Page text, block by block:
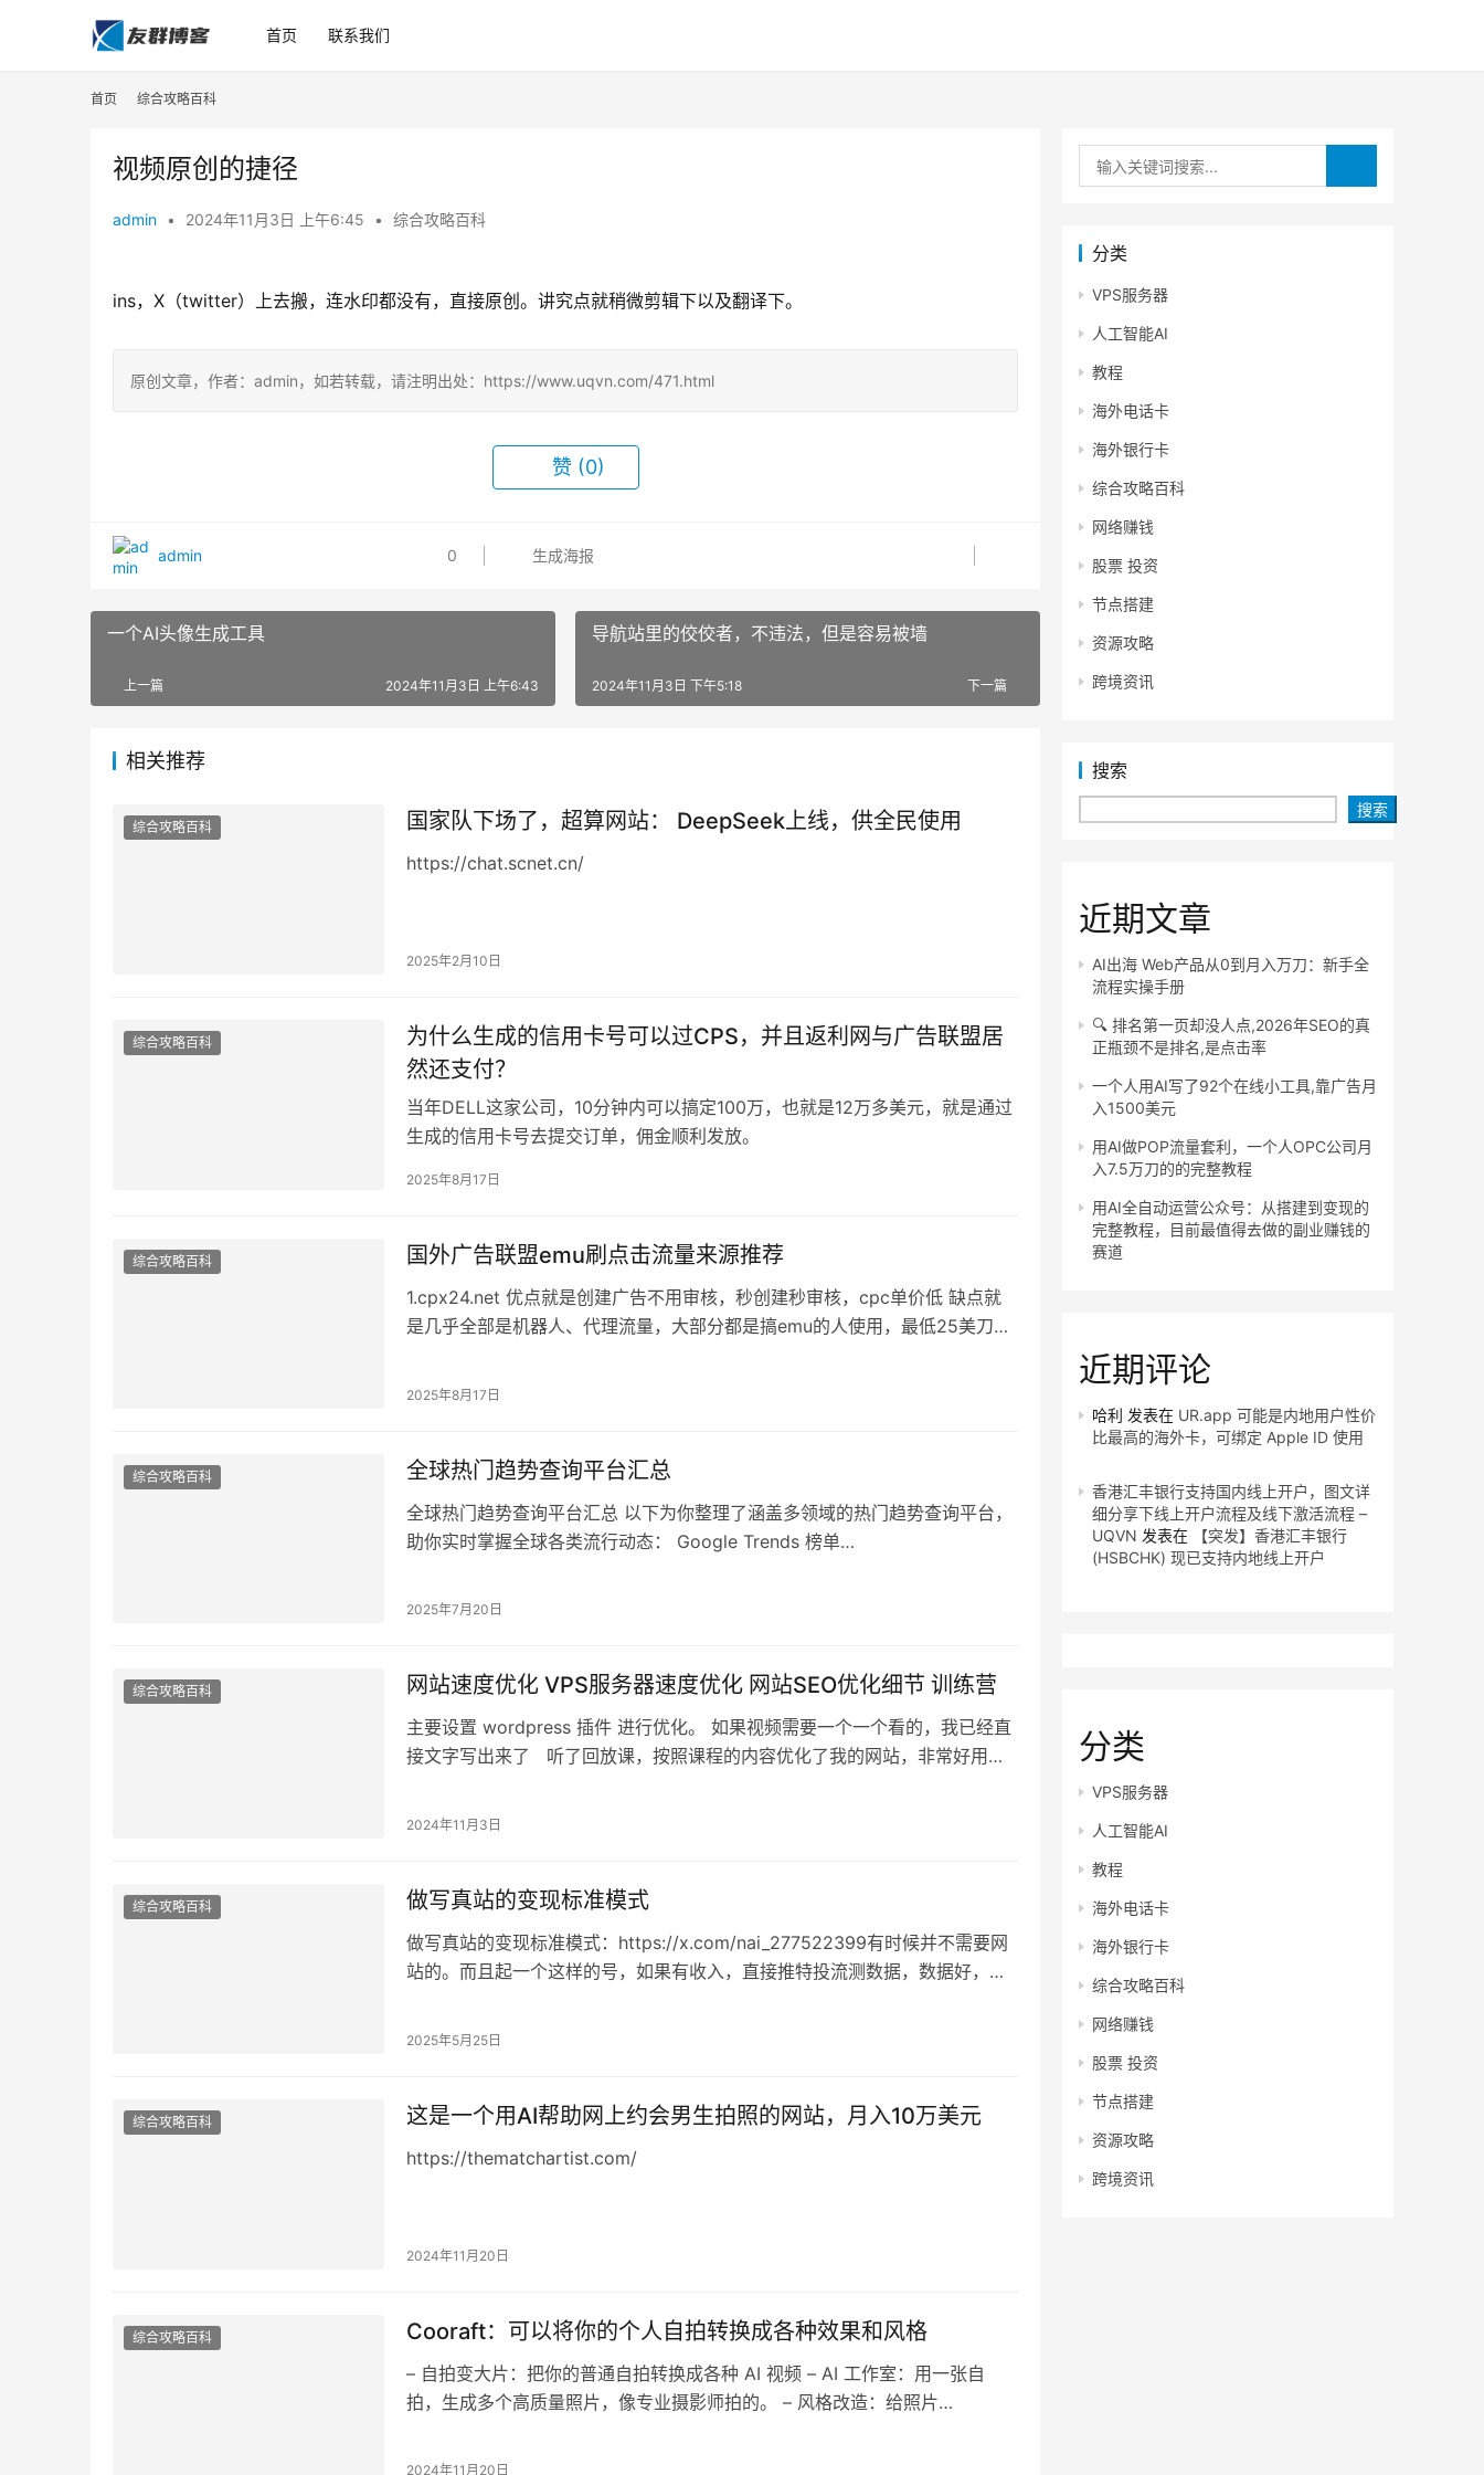
首页 联系我们
首页 综合攻略百科
视频原创的捷径
admin • 2024年11月3日 上午6:45 • 综合攻略百科
ins，X（twitter）上去搬，连水印都没有，直接原创。讲究点就稍微剪辑下以及翻译下。
原创文章，作者：admin，如若转载，请注明出处：https://www.uqvn.com/471.html
赞 (0)
admin 0 生成海报
一个AI头像生成工具
上一篇 2024年11月3日 上午6:43
导航站里的佼佼者，不违法，但是容易被墙
下一篇
2024年11月3日 下午5:18
相关推荐
综合攻略百科 国家队下场了，超算网站： DeepSeek上线，供全民使用
https://chat.scnet.cn/
2025年2月10日
综合攻略百科
为什么生成的信用卡号可以过CPS，并且返利网与广告联盟居
然还支付？
当年DELL这家公司，10分钟内可以搞定100万，也就是12万多美元，就是通过
生成的信用卡号去提交订单，佣金顺利发放。
2025年8月17日
综合攻略百科 国外广告联盟emu刷点击流量来源推荐
1.cpx24.net 优点就是创建广告不用审核，秒创建秒审核，cpc单价低 缺点就
是几乎全部是机器人、代理流量，大部分都是搞emu的人使用，最低25美刀起
2025年8月17日
综合攻略百科 全球热门趋势查询平台汇总
全球热门趋势查询平台汇总 以下为你整理了涵盖多领域的热门趋势查询平台，
助你实时掌握全球各类流行动态： Google Trends 榜单
2025年7月20日
综合攻略百科 网站速度优化 VPS服务器速度优化 网站SEO优化细节 训练营
主要设置 wordpress 插件 进行优化。 如果视频需要一个一个看的，我已经直
接文字写出来了 听了回放课，按照课程的内容优化了我的网站，非常好用而
2024年11月3日
综合攻略百科 做写真站的变现标准模式
做写真站的变现标准模式：https://x.com/nai_277522399有时候并不需要网
站的。而且起一个这样的号，如果有收入，直接推特投流测数据，数据好，继
2025年5月25日
综合攻略百科 这是一个用AI帮助网上约会男生拍照的网站，月入10万美元
https://thematchartist.com/
2024年11月20日
综合攻略百科 Cooraft：可以将你的个人自拍转换成各种效果和风格
– 自拍变大片：把你的普通自拍转换成各种 AI 视频 – AI 工作室：用一张自
拍，生成多个高质量照片，像专业摄影师拍的。 – 风格改造：给照片…
2024年11月20日
分类
VPS服务器
人工智能AI
教程
海外电话卡
海外银行卡
综合攻略百科
网络赚钱
股票 投资
节点搭建
资源攻略
跨境资讯
搜索
搜索
近期文章
AI出海 Web产品从0到月入万刀：新手全
流程实操手册
🔍 排名第一页却没人点,2026年SEO的真
正瓶颈不是排名,是点击率
一个人用AI写了92个在线小工具,靠广告月
入1500美元
用AI做POP流量套利，一个人OPC公司月
入7.5万刀的的完整教程
用AI全自动运营公众号：从搭建到变现的
完整教程，目前最值得去做的副业赚钱的
赛道
近期评论
哈利 发表在 UR.app 可能是内地用户性价
比最高的海外卡，可绑定 Apple ID 使用
香港汇丰银行支持国内线上开户，图文详
细分享下线上开户流程及线下激活流程 –
UQVN 发表在
【突发】香港汇丰银行
(HSBCHK) 现已支持内地线上开户
分类
VPS服务器
人工智能AI
教程
海外电话卡
海外银行卡
综合攻略百科
网络赚钱
股票 投资
节点搭建
资源攻略
跨境资讯